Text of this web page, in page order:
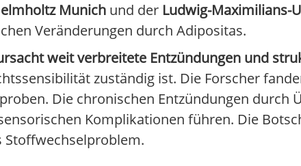
Munich und der Ludwig-Maximilians-
Veränderungen durch Adipositas.
weit verbreitete Entzündungen und
zuständig ist. Die Forscher
Die chronischen Entzündungen durch
Komplikationen führen. Die
Stoffwechselproblem.